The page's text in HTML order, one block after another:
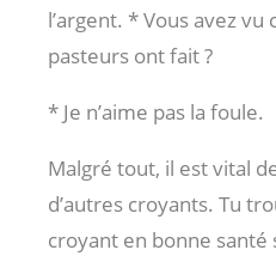
l’argent. * Vous avez
pasteurs ont fait ?
* Je n’aime pas la foule.
Malgré tout, il est vital
d’autres croyants. Tu
croyant en bonne santé